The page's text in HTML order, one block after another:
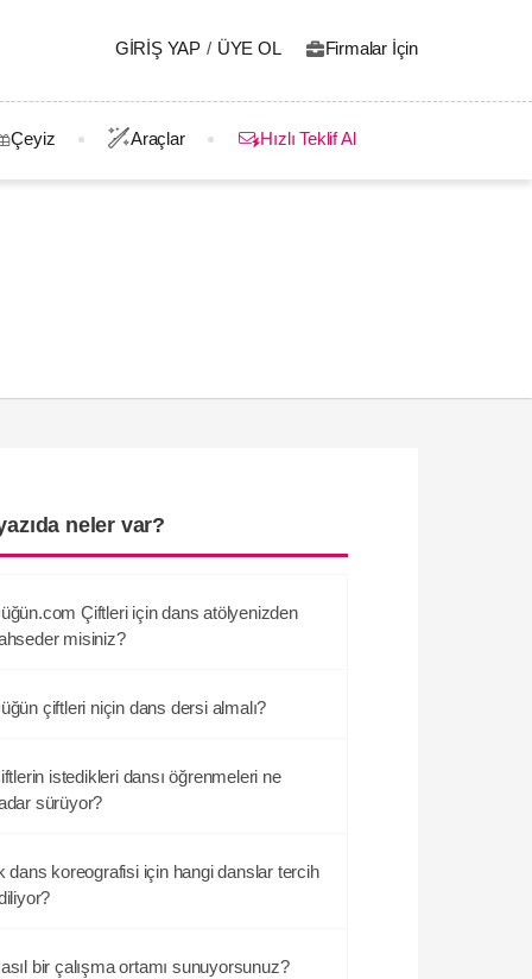
GIRIŞ YAP / ÜYE OL Firmalar İçin
Çeyiz Araçlar Hızlı Teklif Al
neler var?
Çiftleri için dans atölyenizden
misiniz?
çiftleri niçin dans dersi almalı?
istedikleri dansı öğrenmeleri ne
sürüyor?
dans koreografisi için hangi danslar tercih
bir çalışma ortamı sunuyorsunuz?